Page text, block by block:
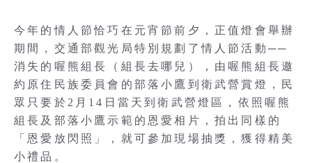
今年的情人節恰巧在元宵節前夕，正值燈會舉辦
期間，交通部觀光局特別規劃了情人節活動──
消失的喔熊組長（組長去哪兒），由喔熊組長邀
約原住民族委員會的部落小鷹到衛武營賞燈，民
眾只要於2月14日當天到衛武營燈區，依照喔熊
組長及部落小鷹示範的恩愛相片，拍出同樣的
「恩愛放閃照」，就可參加現場抽獎，獲得精美
小禮品。